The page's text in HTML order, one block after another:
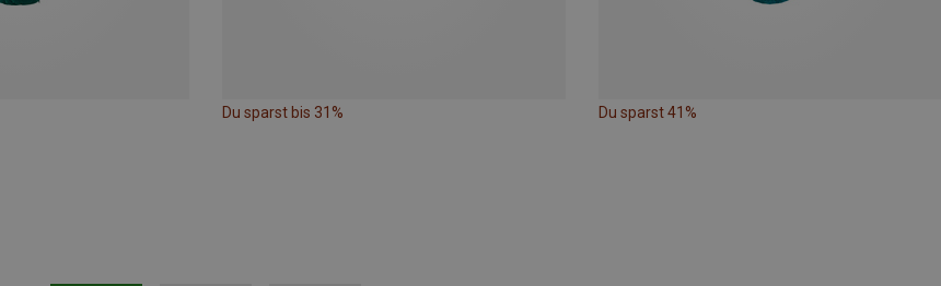
Du sparst bis 31% Du sparst 41%